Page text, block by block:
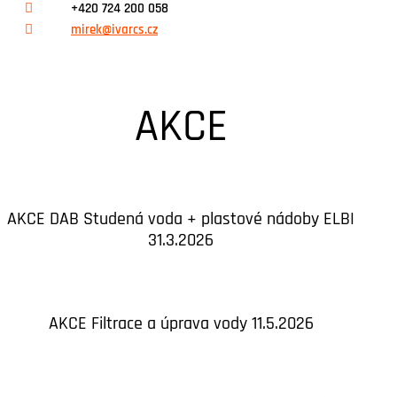
+420 724 200 058
mirek@ivarcs.cz
AKCE
AKCE DAB Studená voda + plastové nádoby ELBI
31.3.2026
AKCE Filtrace a úprava vody 11.5.2026